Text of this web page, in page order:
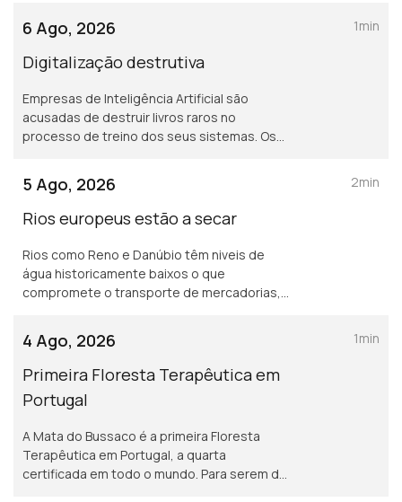
Perseidas
6 Ago, 2026
Digitalização destrutiva
Empresas de Inteligência Artificial são
acusadas de destruir livros raros no
processo de treino dos seus sistemas. Os
descartadas
1min
5 Ago, 2026
Rios europeus estão a secar
Rios como Reno e Danúbio têm niveis de
água historicamente baixos o que
compromete o transporte de mercadorias,
populações.
2min
4 Ago, 2026
Primeira Floresta Terapêutica em
Portugal
A Mata do Bussaco é a primeira Floresta
Terapêutica em Portugal, a quarta
certificada em todo o mundo. Para serem de
1min